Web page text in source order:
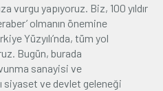
vurgu yapıyoruz. Biz, 100 yıldır
olmanın önemine
Yüzyılı’nda, tüm yol
Bugün, burada
sanayisi ve
siyaset ve devlet geleneği